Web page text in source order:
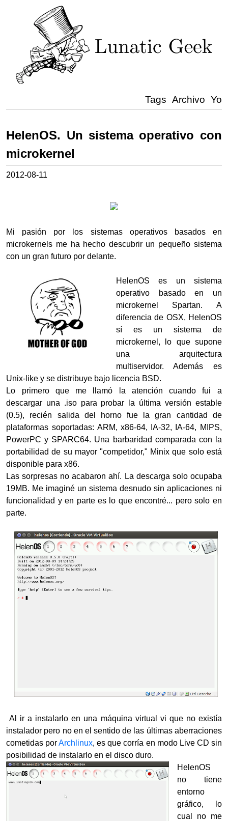
Tags Archivo Yo
HelenOS. Un sistema operativo con
microkernel
2012-08-11
Mi pasión por los sistemas operativos basados en
microkernels me ha hecho descubrir un pequeño sistema
con un gran futuro por delante.
HelenOS es un sistema
operativo basado en un
microkernel Spartan. A
diferencia de OSX, HelenOS
sí es un sistema de
microkernel, lo que supone
una arquitectura
multiservidor. Además es
Unix-like y se distribuye bajo licencia BSD.
Lo primero que me llamó la atención cuando fui a
descargar una .iso para probar la última versión estable
(0.5), recién salida del horno fue la gran cantidad de
plataformas soportadas: ARM, x86-64, IA-32, IA-64, MIPS,
PowerPC y SPARC64. Una barbaridad comparada con la
portabilidad de su mayor "competidor," Minix que solo está
disponible para x86.
Las sorpresas no acabaron ahí. La descarga solo ocupaba
19MB. Me imaginé un sistema desnudo sin aplicaciones ni
funcionalidad y en parte es lo que encontré... pero solo en
parte.
Al ir a instalarlo en una máquina virtual vi que no existía
instalador pero no en el sentido de las últimas aberraciones
cometidas porArchlinux, es que corría en modo Live CD sin
posibilidad de instalarlo en el disco duro.
HelenOS
no tiene
entorno
gráfico, lo
cual no me